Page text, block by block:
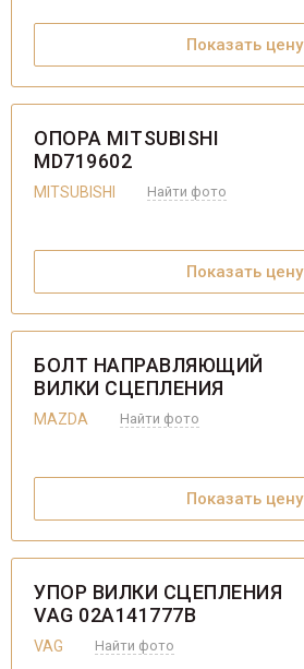
Показать цену
ОПОРА MITSUBISHI
MD719602
MITSUBISHI Найти фото
Показать цену
БОЛТ НАПРАВЛЯЮЩИЙ
ВИЛКИ СЦЕПЛЕНИЯ
MAZDA Найти фото
Показать цену
УПОР ВИЛКИ СЦЕПЛЕНИЯ
VAG 02A141777B
VAG Найти фото